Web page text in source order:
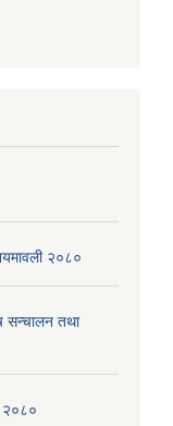
२०८०
सन्चालन तथा
२०८०